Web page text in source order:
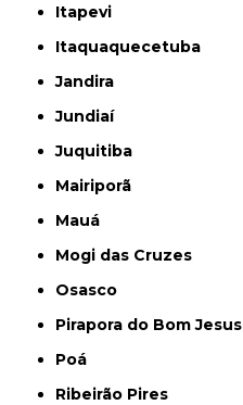
Itapevi
Itaquaquecetuba
Jandira
Jundiaí
Juquitiba
Mairiporã
Mauá
Mogi das Cruzes
Osasco
Pirapora do Bom Jesus
Poá
Ribeirão Pires